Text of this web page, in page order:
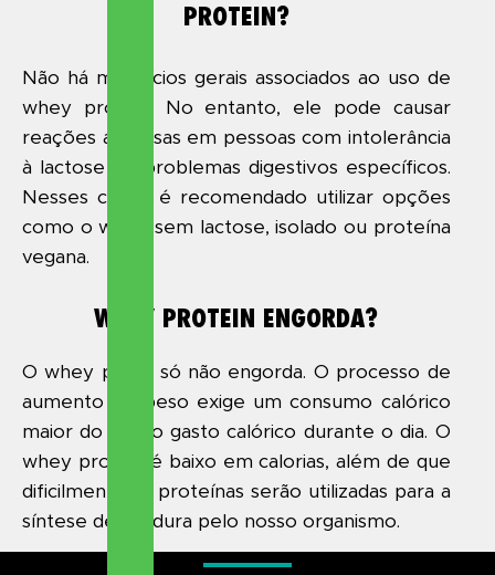
PROTEIN?
Não há malefícios gerais associados ao uso de
whey protein. No entanto, ele pode causar
reações adversas em pessoas com intolerância
à lactose ou problemas digestivos específicos.
Nesses casos, é recomendado utilizar opções
como o whey sem lactose, isolado ou proteína
vegana.
WHEY PROTEIN ENGORDA?
O whey por si só não engorda. O processo de
aumento de peso exige um consumo calórico
maior do que o gasto calórico durante o dia. O
whey protein é baixo em calorias, além de que
dificilmente as proteínas serão utilizadas para a
síntese de gordura pelo nosso organismo.